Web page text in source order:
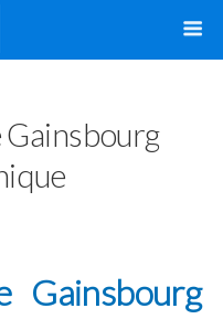
Gainsbourg
Gainsbourg